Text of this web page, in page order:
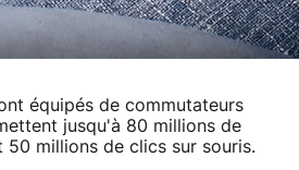
équipés de commutateurs
jusqu'à 80 millions de
50 millions de clics sur souris.